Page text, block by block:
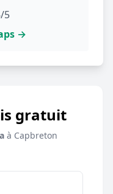
5
→
gratuit
à Capbreton